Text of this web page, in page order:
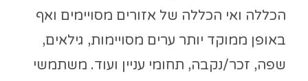
הכללה ואי הכללה של אזורים מסויימים ואף
באופן ממוקד יותר ערים מסויימות, גילאים,
שפה, זכר/נקבה, תחומי עניין ועוד. משתמשי